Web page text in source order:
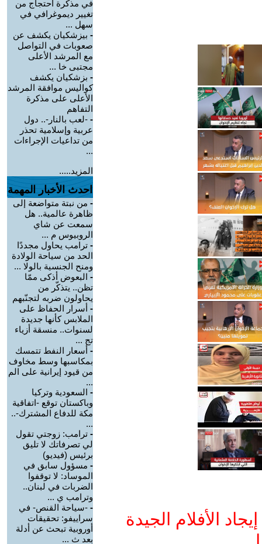
الأفلام الجيدة
في مذكرة احتجاج من
تغيير ديموغرافي في
سهل ...
- بيزشكيان يكشف عن
صعوبات في التواصل
مع المرشد الأعلى
مجتبى خا ...
- بزشكيان يكشف
كواليس موافقة المرشد
الأعلى على مذكرة
التفاهم
- -لعب بالنار-.. دول
عربية وإسلامية تحذر
من تداعيات الإجراءات
...
المزيد.....
احدث الأخبار المهمة
- من نبتة متواضعة إلى
ظاهرة عالمية.. هل
سمعت عن شاي
الروبيوس م ...
- ترامب يحاول مجددًا
الحد من سياحة الولادة
ومنح الجنسية بالولا ...
- البعوض أذكى ممّا
تظن.. يتذكّر من
يحاولون ضربه لتجنّبهم
- أسرار الحفاظ على
الملابس كأنها جديدة
لسنوات.. منسقة أزياء
تج ...
- أسعار النفط تتمسك
بمكاسبها وسط مخاوف
من قيود إيرانية على الم
...
- السعودية وتركيا
وباكستان توقع -اتفاقية
مكة للدفاع المشترك-..
...
- ترامب: زوجتي تقول
لي تصرفاتك لا تليق
برئيس (فيديو)
- مسؤول سابق في
الموساد: لا توقفوا
الضربات في لبنان..
وترامب ي ...
- -سياحة القنص- في
سراييفو: تحقيقات
أوروبية تبحث عن أدلة
بعد ث ...